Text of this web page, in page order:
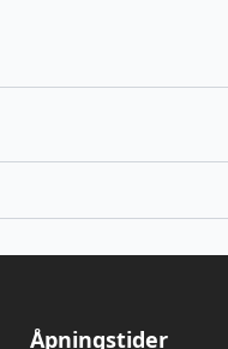
Åpningstider